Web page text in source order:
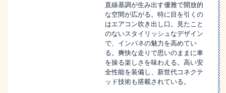
直線基調が生み出す優雅で開放的
な空間が広がる。特に目を引くの
はエアコン吹き出し口。見たこと
のないスタイリッシュなデザイン
で、インパネの魅力を高めてい
る。爽快な走りで思いのままに車
を操る楽しさを味わえる。高い安
全性能を装備し、新世代コネクテ
ッド技術も搭載されている。